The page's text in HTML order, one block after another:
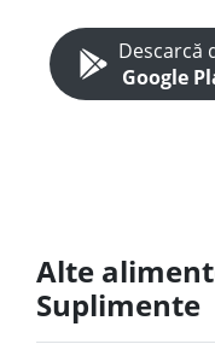
Descarcă
Google
Alte
Suplimente